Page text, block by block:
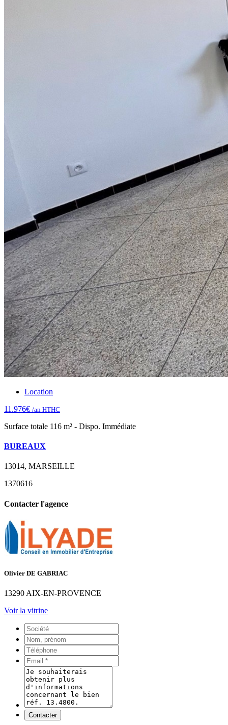
Location
11.976€ /an HTHC
Surface totale 116 m² - Dispo. Immédiate
BUREAUX
13014, MARSEILLE
1370616
Contacter l'agence
Olivier DE GABRIAC
13290 AIX-EN-PROVENCE
Voir la vitrine
Contacter